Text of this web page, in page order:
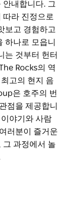
내합니다. 그
따라 진정으로
보고 경험하고
하나로 모읍니
는 것부터 헌터
Rocks의 역
고의 현지 음
은 호주의 번
점을 제공합니
야기와 사람
러분이 즐거운
그 과정에서 놀
내합니다. 그